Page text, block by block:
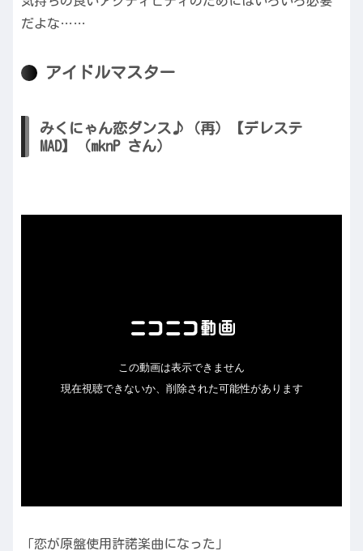
だよな……
アイドルマスター
みくにゃん恋ダンス♪（再）【デレステ
MAD】（mknP さん）
「恋が原盤使用許諾楽曲になった」